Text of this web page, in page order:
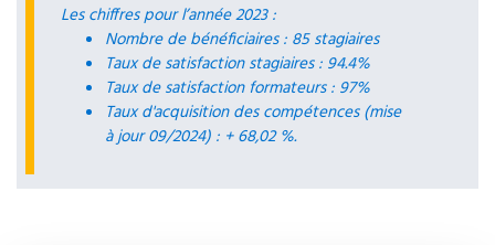
Les chiffres pour l’année 2023 :
Nombre de bénéficiaires : 85 stagiaires
Taux de satisfaction stagiaires : 94.4%
Taux de satisfaction formateurs : 97%
Taux d'acquisition des compétences (mise
à jour 09/2024) : + 68,02 %.